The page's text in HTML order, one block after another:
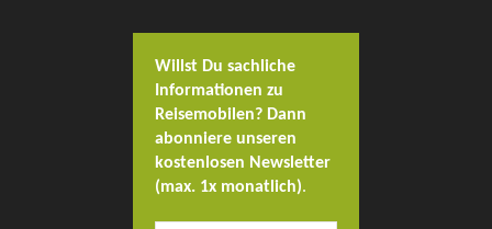
Willst Du sachliche
Informationen zu
Reisemobilen? Dann
abonniere unseren
kostenlosen Newsletter
(max. 1x monatlich).